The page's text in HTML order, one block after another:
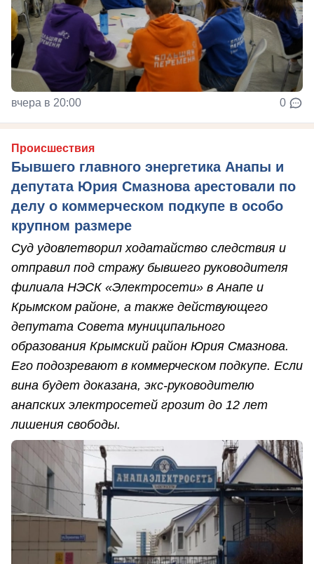
вчера в 20:00 0
Происшествия
Бывшего главного энергетика Анапы и
депутата Юрия Смазнова арестовали по
делу о коммерческом подкупе в особо
крупном размере
Суд удовлетворил ходатайство следствия и
отправил под стражу бывшего руководителя
филиала НЭСК «Электросети» в Анапе и
Крымском районе, а также действующего
депутата Совета муниципального
образования Крымский район Юрия Смазнова.
Его подозревают в коммерческом подкупе. Если
вина будет доказана, экс-руководителю
анапских электросетей грозит до 12 лет
лишения свободы.